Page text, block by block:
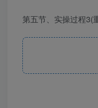
第五节、实操过程3(